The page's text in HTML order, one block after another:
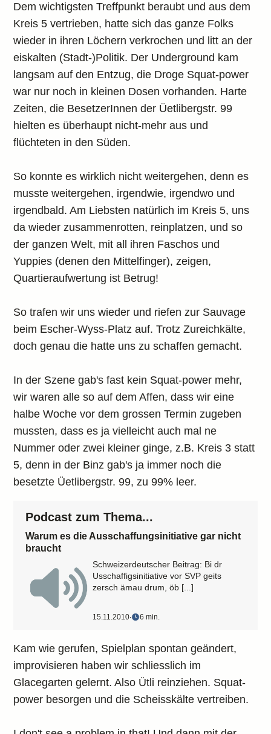
Dem wichtigsten Treffpunkt beraubt und aus dem
Kreis 5 vertrieben, hatte sich das ganze Folks
wieder in ihren Löchern verkrochen und litt an der
eiskalten (Stadt-)Politik. Der Underground kam
langsam auf den Entzug, die Droge Squat-power
war nur noch in kleinen Dosen vorhanden. Harte
Zeiten, die BesetzerInnen der Üetlibergstr. 99
hielten es überhaupt nicht-mehr aus und
flüchteten in den Süden.
So konnte es wirklich nicht weitergehen, denn es
musste weitergehen, irgendwie, irgendwo und
irgendbald. Am Liebsten natürlich im Kreis 5, uns
da wieder zusammenrotten, reinplatzen, und so
der ganzen Welt, mit all ihren Faschos und
Yuppies (denen den Mittelfinger), zeigen,
Quartieraufwertung ist Betrug!
So trafen wir uns wieder und riefen zur Sauvage
beim Escher-Wyss-Platz auf. Trotz Zureichkälte,
doch genau die hatte uns zu schaffen gemacht.
In der Szene gab's fast kein Squat-power mehr,
wir waren alle so auf dem Affen, dass wir eine
halbe Woche vor dem grossen Termin zugeben
mussten, dass es ja vielleicht auch mal ne
Nummer oder zwei kleiner ginge, z.B. Kreis 3 statt
5, denn in der Binz gab's ja immer noch die
besetzte Üetlibergstr. 99, zu 99% leer.
Podcast zum Thema...
Warum es die Ausschaffungsinitiative gar nicht
braucht
Schweizerdeutscher Beitrag: Bi dr
Usschaffigsinitiative vor SVP geits
zersch ämau drum, öb [...]
15.11.2010‧ 6 min.
Kam wie gerufen, Spielplan spontan geändert,
improvisieren haben wir schliesslich im
Glacegarten gelernt. Also Ütli reinziehen. Squat-
power besorgen und die Scheisskälte vertreiben.